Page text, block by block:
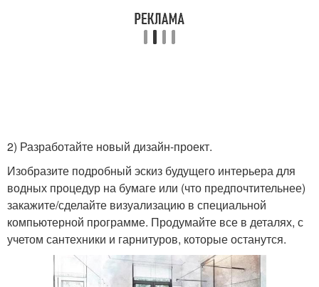
2) Разработайте новый дизайн-проект.
Изобразите подробный эскиз будущего интерьера для
водных процедур на бумаге или (что предпочтительнее)
закажите/сделайте визуализацию в специальной
компьютерной программе. Продумайте все в деталях, с
учетом сантехники и гарнитуров, которые останутся.